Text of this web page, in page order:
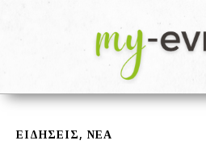
ΕΙΔΗΣΕΙΣ , ΝΕΑ